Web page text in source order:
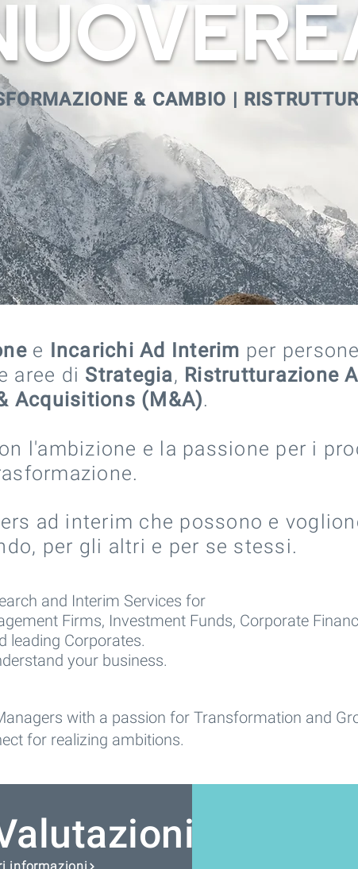
& CAMBIO |
e Incarichi Ad Interim per
aree di Strategia, Ristrutturazione
Acquisitions (M&A).
l'ambizione e la passione per i
ad interim che possono e
per gli altri e per se stessi.
and Interim Services for
Firms, Investment Funds, Corporate
leading Corporates.
your business.
with a passion for Transformation and
for realizing ambitions.